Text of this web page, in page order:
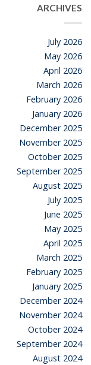
ARCHIVES
July 2026
May 2026
April 2026
March 2026
February 2026
January 2026
December 2025
November 2025
October 2025
September 2025
August 2025
July 2025
June 2025
May 2025
April 2025
March 2025
February 2025
January 2025
December 2024
November 2024
October 2024
September 2024
August 2024